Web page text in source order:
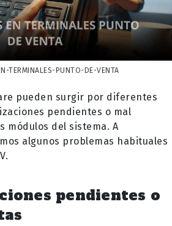
TERMINALES-PUNTO-DE-VENTA
pueden surgir por diferentes
pendientes o mal
módulos del sistema. A
algunos problemas habituales
pendientes o